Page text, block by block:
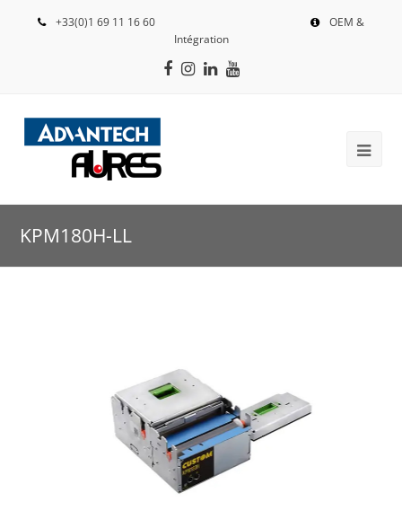
+33(0)1 69 11 16 60
OEM &
Intégration
Facebook
Instagram
LinkedIn
Youtube
KPM180H-LL